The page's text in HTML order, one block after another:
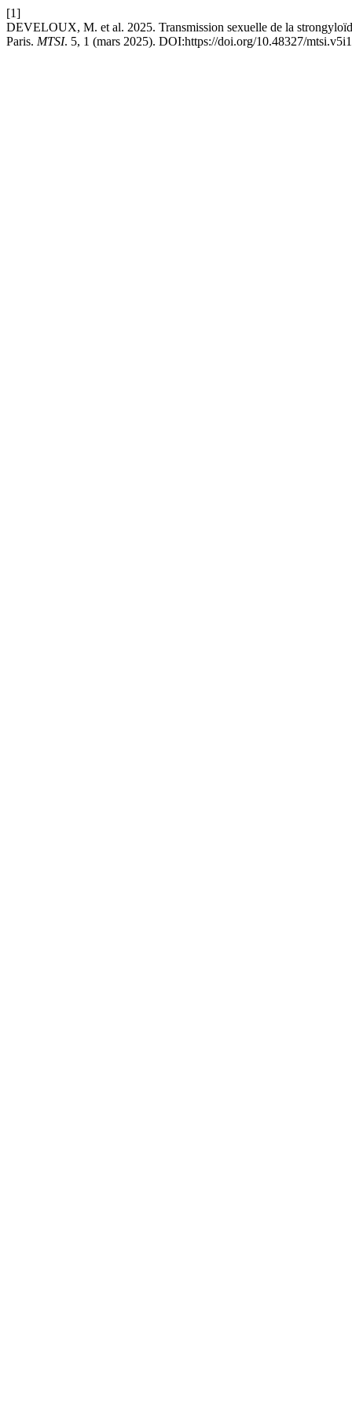
[1]
DEVELOUX, M. et al. 2025. Transmission sexuelle de la
Paris. MTSI. 5, 1 (mars 2025). DOI:https://doi.org/10.48327/